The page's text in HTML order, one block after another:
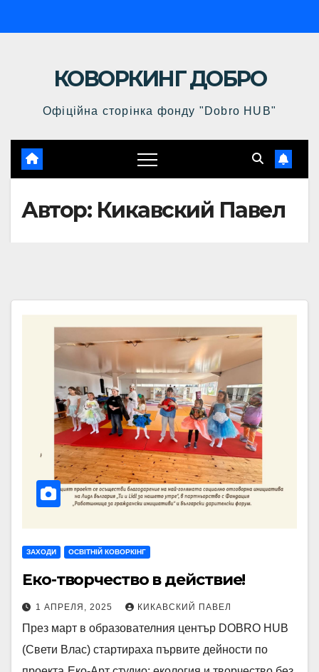
к
КОВОРКИНГ ДОБРО
Офіційна сторінка фонду "Dobro HUB"
Автор: Кикавский Павел
ЗАХОДИ ОСВІТНІЙ КОВОРКІНГ
Еко-творчество в действие!
1 АПРЕЛЯ, 2025 КИКАВСКИЙ ПАВЕЛ
През март в образователния център DOBRO HUB
(Свети Влас) стартираха първите дейности по